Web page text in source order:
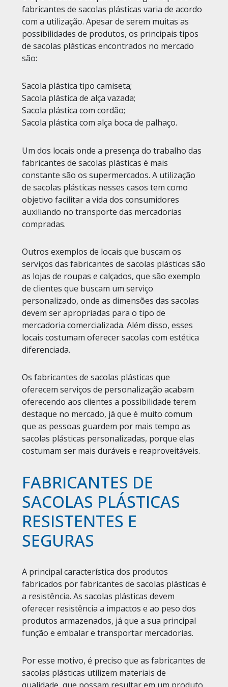
fabricantes de sacolas plásticas varia de acordo
com a utilização. Apesar de serem muitas as
possibilidades de produtos, os principais tipos
de sacolas plásticas encontrados no mercado
são:
Sacola plástica tipo camiseta;
Sacola plástica de alça vazada;
Sacola plástica com cordão;
Sacola plástica com alça boca de palhaço.
Um dos locais onde a presença do trabalho das
fabricantes de sacolas plásticas é mais
constante são os supermercados. A utilização
de sacolas plásticas nesses casos tem como
objetivo facilitar a vida dos consumidores
auxiliando no transporte das mercadorias
compradas.
Outros exemplos de locais que buscam os
serviços das fabricantes de sacolas plásticas são
as lojas de roupas e calçados, que são exemplo
de clientes que buscam um serviço
personalizado, onde as dimensões das sacolas
devem ser apropriadas para o tipo de
mercadoria comercializada. Além disso, esses
locais costumam oferecer sacolas com estética
diferenciada.
Os fabricantes de sacolas plásticas que
oferecem serviços de personalização acabam
oferecendo aos clientes a possibilidade terem
destaque no mercado, já que é muito comum
que as pessoas guardem por mais tempo as
sacolas plásticas personalizadas, porque elas
costumam ser mais duráveis e reaproveitáveis.
FABRICANTES DE
SACOLAS PLÁSTICAS
RESISTENTES E
SEGURAS
A principal característica dos produtos
fabricados por fabricantes de sacolas plásticas é
a resistência. As sacolas plásticas devem
oferecer resistência a impactos e ao peso dos
produtos armazenados, já que a sua principal
função e embalar e transportar mercadorias.
Por esse motivo, é preciso que as fabricantes de
sacolas plásticas utilizem materiais de